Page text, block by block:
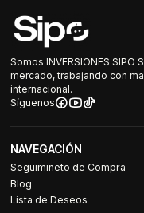
Somos INVERSIONES SIPO
mercado, trabajando con
internacional.
Síguenos
NAVEGACIÓN
Seguimineto de Compra
Blog
Lista de Deseos